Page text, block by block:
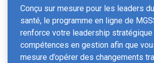
Conçu sur mesure pour les leaders
santé, le programme en ligne de
renforce votre leadership
compétences en gestion afin que
mesure d’opérer des changements